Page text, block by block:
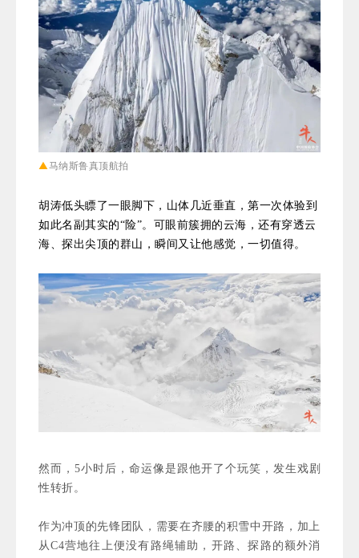
▲马纳斯鲁真顶航拍
胡涛低头瞟了一眼脚下，山体几近垂直，第一次体验到
如此名副其实的“险”。可眼前簇拥的云海，还有穿透云
海、探出尖顶的群山，瞬间又让他感觉，一切值得。
然而，5小时后，命运像是跟他开了个玩笑，发生戏剧
性转折。
作为冲顶的先锋团队，需要在齐腰的积雪中开路，加上
从C4营地往上便没有路绳辅助，开路、探路的额外消